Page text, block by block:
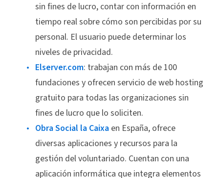
sin fines de lucro, contar con información en
tiempo real sobre cómo son percibidas por su
personal. El usuario puede determinar los
niveles de privacidad.
Elserver.com: trabajan con más de 100
fundaciones y ofrecen servicio de web hosting
gratuito para todas las organizaciones sin
fines de lucro que lo soliciten.
Obra Social la Caixa en España, ofrece
diversas aplicaciones y recursos para la
gestión del voluntariado. Cuentan con una
aplicación informática que integra elementos